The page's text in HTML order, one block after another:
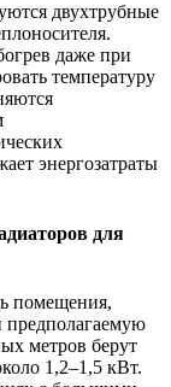
двухтрубные
даже при
температуру
энергозатраты
для
помещения,
предполагаемую
метров берут
1,2–1,5 кВт.